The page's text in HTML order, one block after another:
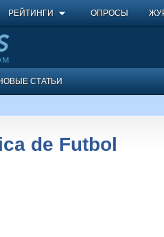
РЕЙТИНГИ ОПРОСЫ
СТАТЬИ
de Futbol